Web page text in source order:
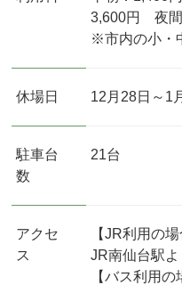
3,600円 夜間
※市内の小・
休場日 12月28日～1
駐車台
数
21台
アクセ
ス
【JR利用の場
JR南仙台駅
【バス利用の